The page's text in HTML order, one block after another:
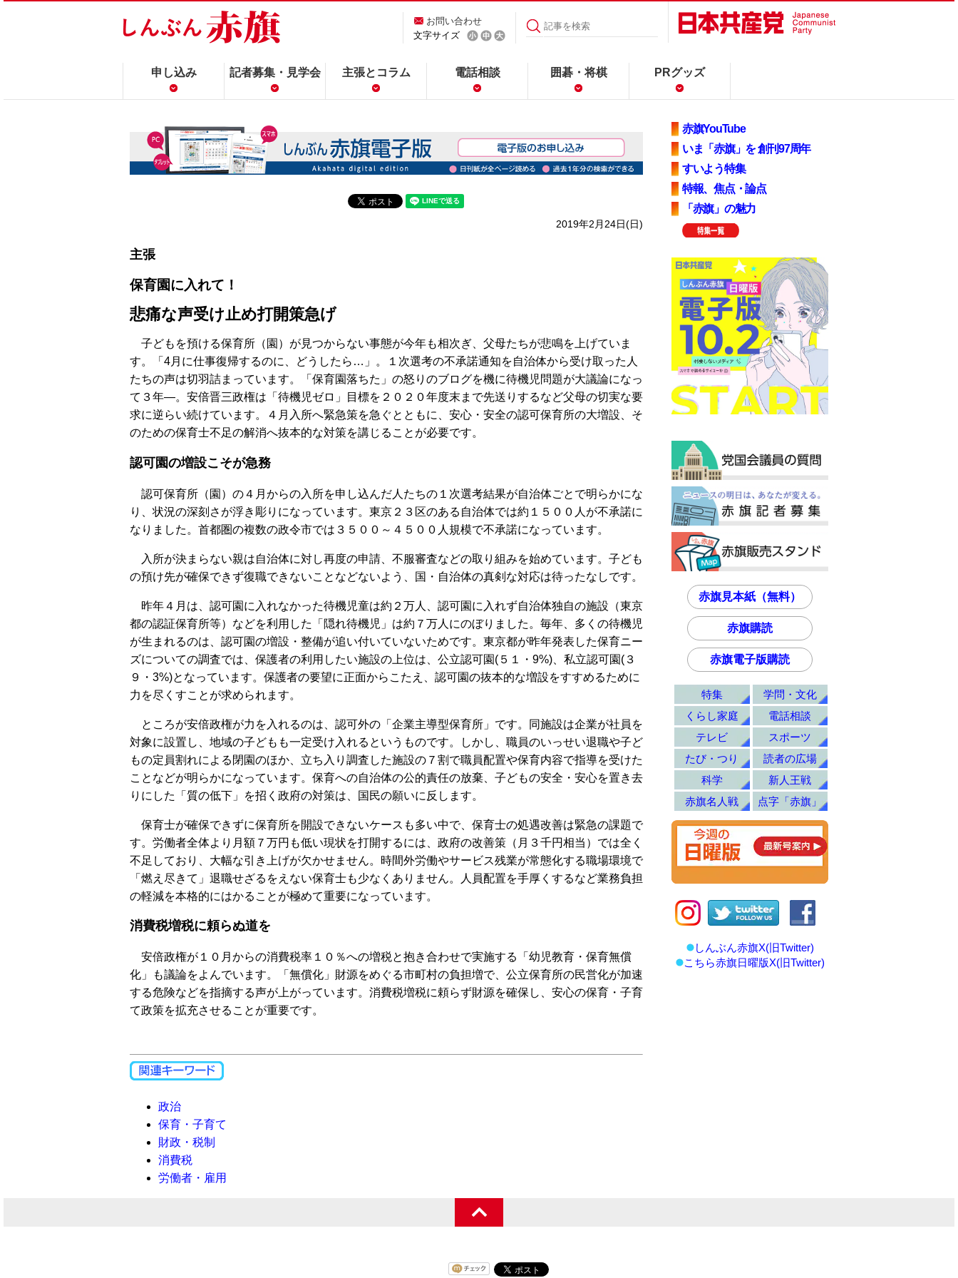
お問い合わせ
文字サイズ
申し込み 記者募集・見学会 主張とコラム 電話相談 囲碁・将棋 PRグッズ
2019年2月24日(日)
主張
保育園に入れて！
悲痛な声受け止め打開策急げ
子どもを預ける保育所（園）が見つからない事態が今年も相次ぎ、父母たちが悲鳴を上げていま
す。「4月に仕事復帰するのに、どうしたら…」。１次選考の不承諾通知を自治体から受け取った人
たちの声は切羽詰まっています。「保育園落ちた」の怒りのブログを機に待機児問題が大議論になっ
て３年―。安倍晋三政権は「待機児ゼロ」目標を２０２０年度末まで先送りするなど父母の切実な要
求に逆らい続けています。４月入所へ緊急策を急ぐとともに、安心・安全の認可保育所の大増設、そ
のための保育士不足の解消へ抜本的な対策を講じることが必要です。
認可園の増設こそが急務
認可保育所（園）の４月からの入所を申し込んだ人たちの１次選考結果が自治体ごとで明らかにな
り、状況の深刻さが浮き彫りになっています。東京２３区のある自治体では約１５００人が不承諾に
なりました。首都圏の複数の政令市では３５００～４５００人規模で不承諾になっています。
入所が決まらない親は自治体に対し再度の申請、不服審査などの取り組みを始めています。子ども
の預け先が確保できず復職できないことなどないよう、国・自治体の真剣な対応は待ったなしです。
昨年４月は、認可園に入れなかった待機児童は約２万人、認可園に入れず自治体独自の施設（東京
都の認証保育所等）などを利用した「隠れ待機児」は約７万人にのぼりました。毎年、多くの待機児
が生まれるのは、認可園の増設・整備が追い付いていないためです。東京都が昨年発表した保育ニー
ズについての調査では、保護者の利用したい施設の上位は、公立認可園(５１・9%)、私立認可園(３
９・3%)となっています。保護者の要望に正面からこたえ、認可園の抜本的な増設をすすめるために
力を尽くすことが求められます。
ところが安倍政権が力を入れるのは、認可外の「企業主導型保育所」です。同施設は企業が社員を
対象に設置し、地域の子どもも一定受け入れるというものです。しかし、職員のいっせい退職や子ど
もの定員割れによる閉園のほか、立ち入り調査した施設の７割で職員配置や保育内容で指導を受けた
ことなどが明らかになっています。保育への自治体の公的責任の放棄、子どもの安全・安心を置き去
りにした「質の低下」を招く政府の対策は、国民の願いに反します。
保育士が確保できずに保育所を開設できないケースも多い中で、保育士の処遇改善は緊急の課題で
す。労働者全体より月額７万円も低い現状を打開するには、政府の改善策（月３千円相当）では全く
不足しており、大幅な引き上げが欠かせません。時間外労働やサービス残業が常態化する職場環境で
「燃え尽きて」退職せざるをえない保育士も少なくありません。人員配置を手厚くするなど業務負担
の軽減を本格的にはかることが極めて重要になっています。
消費税増税に頼らぬ道を
安倍政権が１０月からの消費税率１０％への増税と抱き合わせで実施する「幼児教育・保育無償
化」も議論をよんでいます。「無償化」財源をめぐる市町村の負担増で、公立保育所の民営化が加速
する危険などを指摘する声が上がっています。消費税増税に頼らず財源を確保し、安心の保育・子育
て政策を拡充させることが重要です。
政治
保育・子育て
財政・税制
消費税
労働者・雇用
赤旗YouTube
いま「赤旗」を 創刊97周年
すいよう特集
特報、焦点・論点
「赤旗」の魅力
赤旗見本紙（無料）
赤旗購読
赤旗電子版購読
特集
学問・文化
くらし家庭
電話相談
テレビ
スポーツ
たび・つり
読者の広場
科学
新人王戦
赤旗名人戦
点字「赤旗」
しんぶん赤旗X(旧Twitter)
こちら赤旗日曜版X(旧Twitter)